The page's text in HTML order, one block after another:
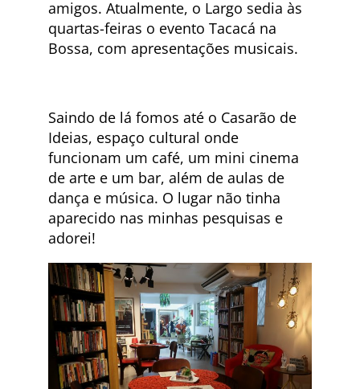
amigos. Atualmente, o Largo sedia às
quartas-feiras o evento Tacacá na
Bossa, com apresentações musicais.
Saindo de lá fomos até o Casarão de
Ideias, espaço cultural onde
funcionam um café, um mini cinema
de arte e um bar, além de aulas de
dança e música. O lugar não tinha
aparecido nas minhas pesquisas e
adorei!